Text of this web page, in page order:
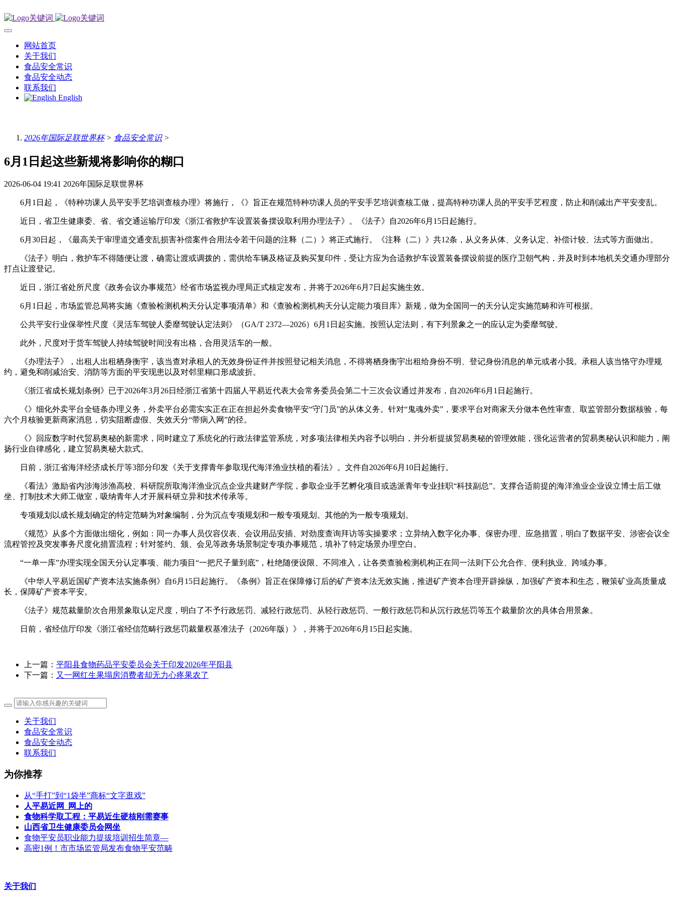
网站首页
关于我们
食品安全常识
食品安全动态
联系我们
English
2026年国际足联世界杯> 食品安全常识>
6月1日起这些新规将影响你的糊口
2026-06-04 19:41 2026年国际足联世界杯
6月1日起，《特种功课人员平安手艺培训查核办理》将施行，《》旨正在规范特种功课人员的平安手艺培训查核工做，提高特种功课人员的平安手艺程度，防止和削减出产平安变乱。
近日，省卫生健康委、省、省交通运输厅印发《浙江省救护车设置装备摆设取利用办理法子》。《法子》自2026年6月15日起施行。
6月30日起，《最高关于审理道交通变乱损害补偿案件合用法令若干问题的注释（二）》将正式施行。《注释（二）》共12条，从义务从体、义务认定、补偿计较、法式等方面做出。
《法子》明白，救护车不得随便让渡，确需让渡或调拨的，需供给车辆及格证及购买复印件，受让方应为合适救护车设置装备摆设前提的医疗卫朝气构，并及时到本地机关交通办理部分
打点让渡登记。
近日，浙江省处所尺度《政务会议办事规范》经省市场监视办理局正式核定发布，并将于2026年6月7日起实施生效。
6月1日起，市场监管总局将实施《查验检测机构天分认定事项清单》和《查验检测机构天分认定能力项目库》新规，做为全国同一的天分认定实施范畴和许可根据。
公共平安行业保举性尺度《灵活车驾驶人委靡驾驶认定法则》（GA/T 2372—2026）6月1日起实施。按照认定法则，有下列景象之一的应认定为委靡驾驶。
此外，尺度对于货车驾驶人持续驾驶时间没有出格，合用灵活车的一般。
《办理法子》，出租人出租栖身衡宇，该当查对承租人的无效身份证件并按照登记相关消息，不得将栖身衡宇出租给身份不明、登记身份消息的单元或者小我。承租人该当恪守办理规
约，避免和削减治安、消防等方面的平安现患以及对邻里糊口形成波折。
《浙江省成长规划条例》已于2026年3月26日经浙江省第十四届人平易近代表大会常务委员会第二十三次会议通过并发布，自2026年6月1日起施行。
《》细化外卖平台全链条办理义务，外卖平台必需实实正在正在担起外卖食物平安“守门员”的从体义务。针对“鬼魂外卖”，要求平台对商家天分做本色性审查、取监管部分数据核验，每
六个月核验更新商家消息，切实阻断虚假、失效天分“带病入网”的径。
《》回应数字时代贸易奥秘的新需求，同时建立了系统化的行政法律监管系统，对多项法律相关内容予以明白，并分析提拔贸易奥秘的管理效能，强化运营者的贸易奥秘认识和能力，阐
扬行业自律感化，建立贸易奥秘大款式。
日前，浙江省海洋经济成长厅等3部分印发《关于支撑青年参取现代海洋渔业扶植的看法》。文件自2026年6月10日起施行。
《看法》激励省内涉海涉渔高校、科研院所取海洋渔业沉点企业共建财产学院，参取企业手艺孵化项目或选派青年专业挂职“科技副总”。支撑合适前提的海洋渔业企业设立博士后工做
坐、打制技术大师工做室，吸纳青年人才开展科研立异和技术传承等。
专项规划以成长规划确定的特定范畴为对象编制，分为沉点专项规划和一般专项规划。其他的为一般专项规划。
《规范》从多个方面做出细化，例如：同一办事人员仪容仪表、会议用品安插、对劲度查询拜访等实操要求；立异纳入数字化办事、保密办理、应急措置，明白了数据平安、涉密会议全
流程管控及突发事务尺度化措置流程；针对签约、颁、会见等政务场景制定专项办事规范，填补了特定场景办理空白。
“一单一库”办理实现全国天分认定事项、能力项目“一把尺子量到底”，杜绝随便设限、不同准入，让各类查验检测机构正在同一法则下公允合作、便利执业、跨域办事。
《中华人平易近国矿产资本法实施条例》自6月15日起施行。《条例》旨正在保障修订后的矿产资本法无效实施，推进矿产资本合理开辟操纵，加强矿产资本和生态，鞭策矿业高质量成
长，保障矿产资本平安。
《法子》规范裁量阶次合用景象取认定尺度，明白了不予行政惩罚、减轻行政惩罚、从轻行政惩罚、一般行政惩罚和从沉行政惩罚等五个裁量阶次的具体合用景象。
日前，省经信厅印发《浙江省经信范畴行政惩罚裁量权基准法子（2026年版）》，并将于2026年6月15日起实施。
上一篇： 平阳县食物药品平安委员会关于印发2026年平阳县
下一篇： 又一网红生果塌房消费者却无力心疼果农了
关于我们
食品安全常识
食品安全动态
联系我们
为你推荐
从“手打”到“1袋半”商标“文字逛戏”
人平易近网_网上的
食物科学取工程：平易近生硬核刚需赛事
山西省卫生健康委员会网坐
食物平安员职业能力提拔培训招生简章—
高密1例！市市场监管局发布食物平安范畴
关于我们